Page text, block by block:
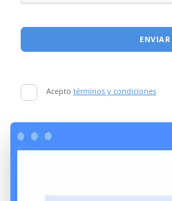
ENVIAR
Acepto términos y condiciones